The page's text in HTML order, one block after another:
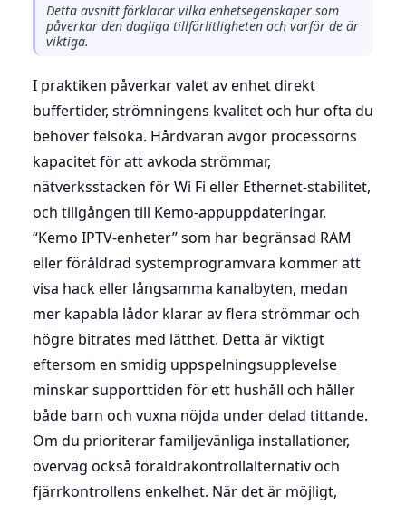
Detta avsnitt förklarar vilka enhetsegenskaper som
påverkar den dagliga tillförlitligheten och varför de är
viktiga.
I praktiken påverkar valet av enhet direkt
buffertider, strömningens kvalitet och hur ofta du
behöver felsöka. Hårdvaran avgör processorns
kapacitet för att avkoda strömmar,
nätverksstacken för Wi Fi eller Ethernet-stabilitet,
och tillgången till Kemo-appuppdateringar.
“Kemo IPTV-enheter” som har begränsad RAM
eller föråldrad systemprogramvara kommer att
visa hack eller långsamma kanalbyten, medan
mer kapabla lådor klarar av flera strömmar och
högre bitrates med lätthet. Detta är viktigt
eftersom en smidig uppspelningsupplevelse
minskar supporttiden för ett hushåll och håller
både barn och vuxna nöjda under delad tittande.
Om du prioriterar familjevänliga installationer,
överväg också föräldrakontrollalternativ och
fjärrkontrollens enkelhet. När det är möjligt,